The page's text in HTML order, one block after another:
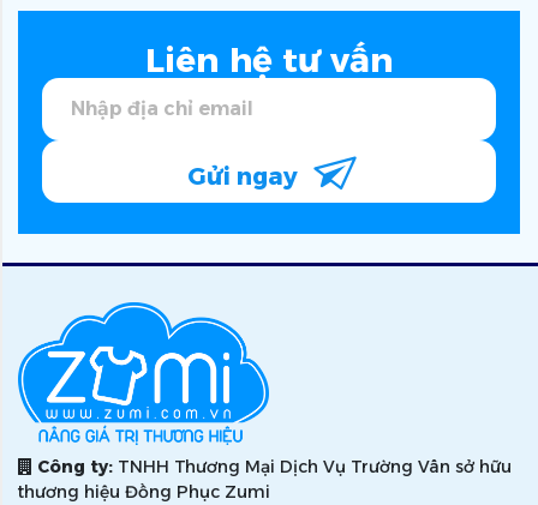
Liên hệ tư vấn
Gửi ngay
Công ty: TNHH Thương Mại Dịch Vụ Trường Vân sở hữu
thương hiệu Đồng Phục Zumi